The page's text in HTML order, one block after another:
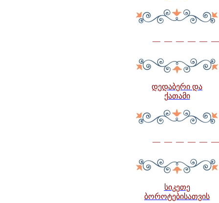
— — — — —
დედაბერი და
ქათამი
— — — — —
სიკეთე
ბოროტებისათვის